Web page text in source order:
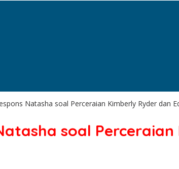
Natasha soal Perceraian Kimberly Ryder dan
soal